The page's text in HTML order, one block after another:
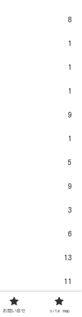
8
1
1
1
9
1
5
9
3
6
13
11
お問い合せ site map